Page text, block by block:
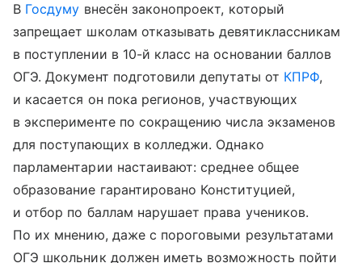
В Госдуму внесён законопроект, который
запрещает школам отказывать девятиклассникам
в поступлении в 10-й класс на основании баллов
ОГЭ. Документ подготовили депутаты от КПРФ,
и касается он пока регионов, участвующих
в эксперименте по сокращению числа экзаменов
для поступающих в колледжи. Однако
парламентарии настаивают: среднее общее
образование гарантировано Конституцией,
и отбор по баллам нарушает права учеников.
По их мнению, даже с пороговыми результатами
ОГЭ школьник должен иметь возможность пойти